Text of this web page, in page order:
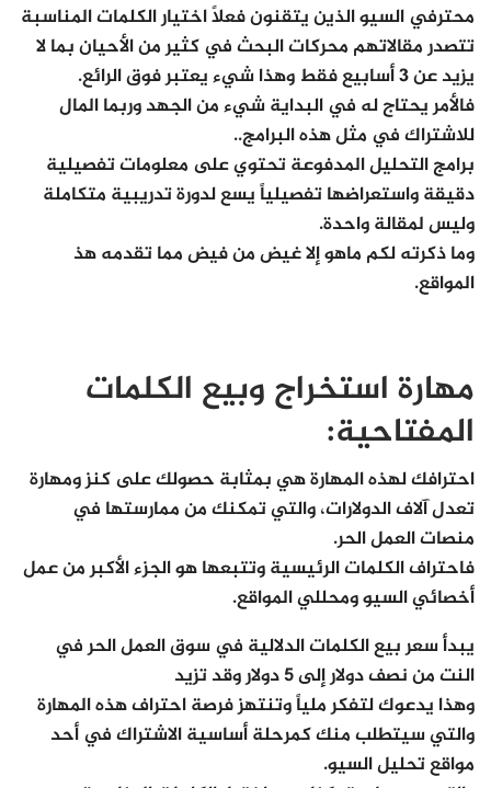
محترفي السيو الذين يتقنون فعلاً اختيار الكلمات المناسبة
تتصدر مقالاتهم محركات البحث في كثير من الأحيان بما لا
يزيد عن 3 أسابيع فقط وهذا شيء يعتبر فوق الرائع.
فالأمر يحتاج له في البداية شيء من الجهد وربما المال
للاشتراك في مثل هذه البرامج..
برامج التحليل المدفوعة تحتوي على معلومات تفصيلية
دقيقة واستعراضها تفصيلياً يسع لدورة تدريبية متكاملة
وليس لمقالة واحدة.
وما ذكرته لكم ماهو إلا غيض من فيض مما تقدمه هذ
المواقع.
مهارة استخراج وبيع الكلمات
المفتاحية:
احترافك لهذه المهارة هي بمثابة حصولك على كنز ومهارة
تعدل آلاف الدولارات، والتي تمكنك من ممارستها في
منصات العمل الحر.
فاحتراف الكلمات الرئيسية وتتبعها هو الجزء الأكبر من عمل
أخصائي السيو ومحللي المواقع.
يبدأ سعر بيع الكلمات الدلالية في سوق العمل الحر في
النت من نصف دولار إلى 5 دولار وقد تزيد
وهذا يدعوك لتفكر ملياً وتنتهز فرصة احتراف هذه المهارة
والتي سيتطلب منك كمرحلة أساسية الاشتراك في أحد
مواقع تحليل السيو.